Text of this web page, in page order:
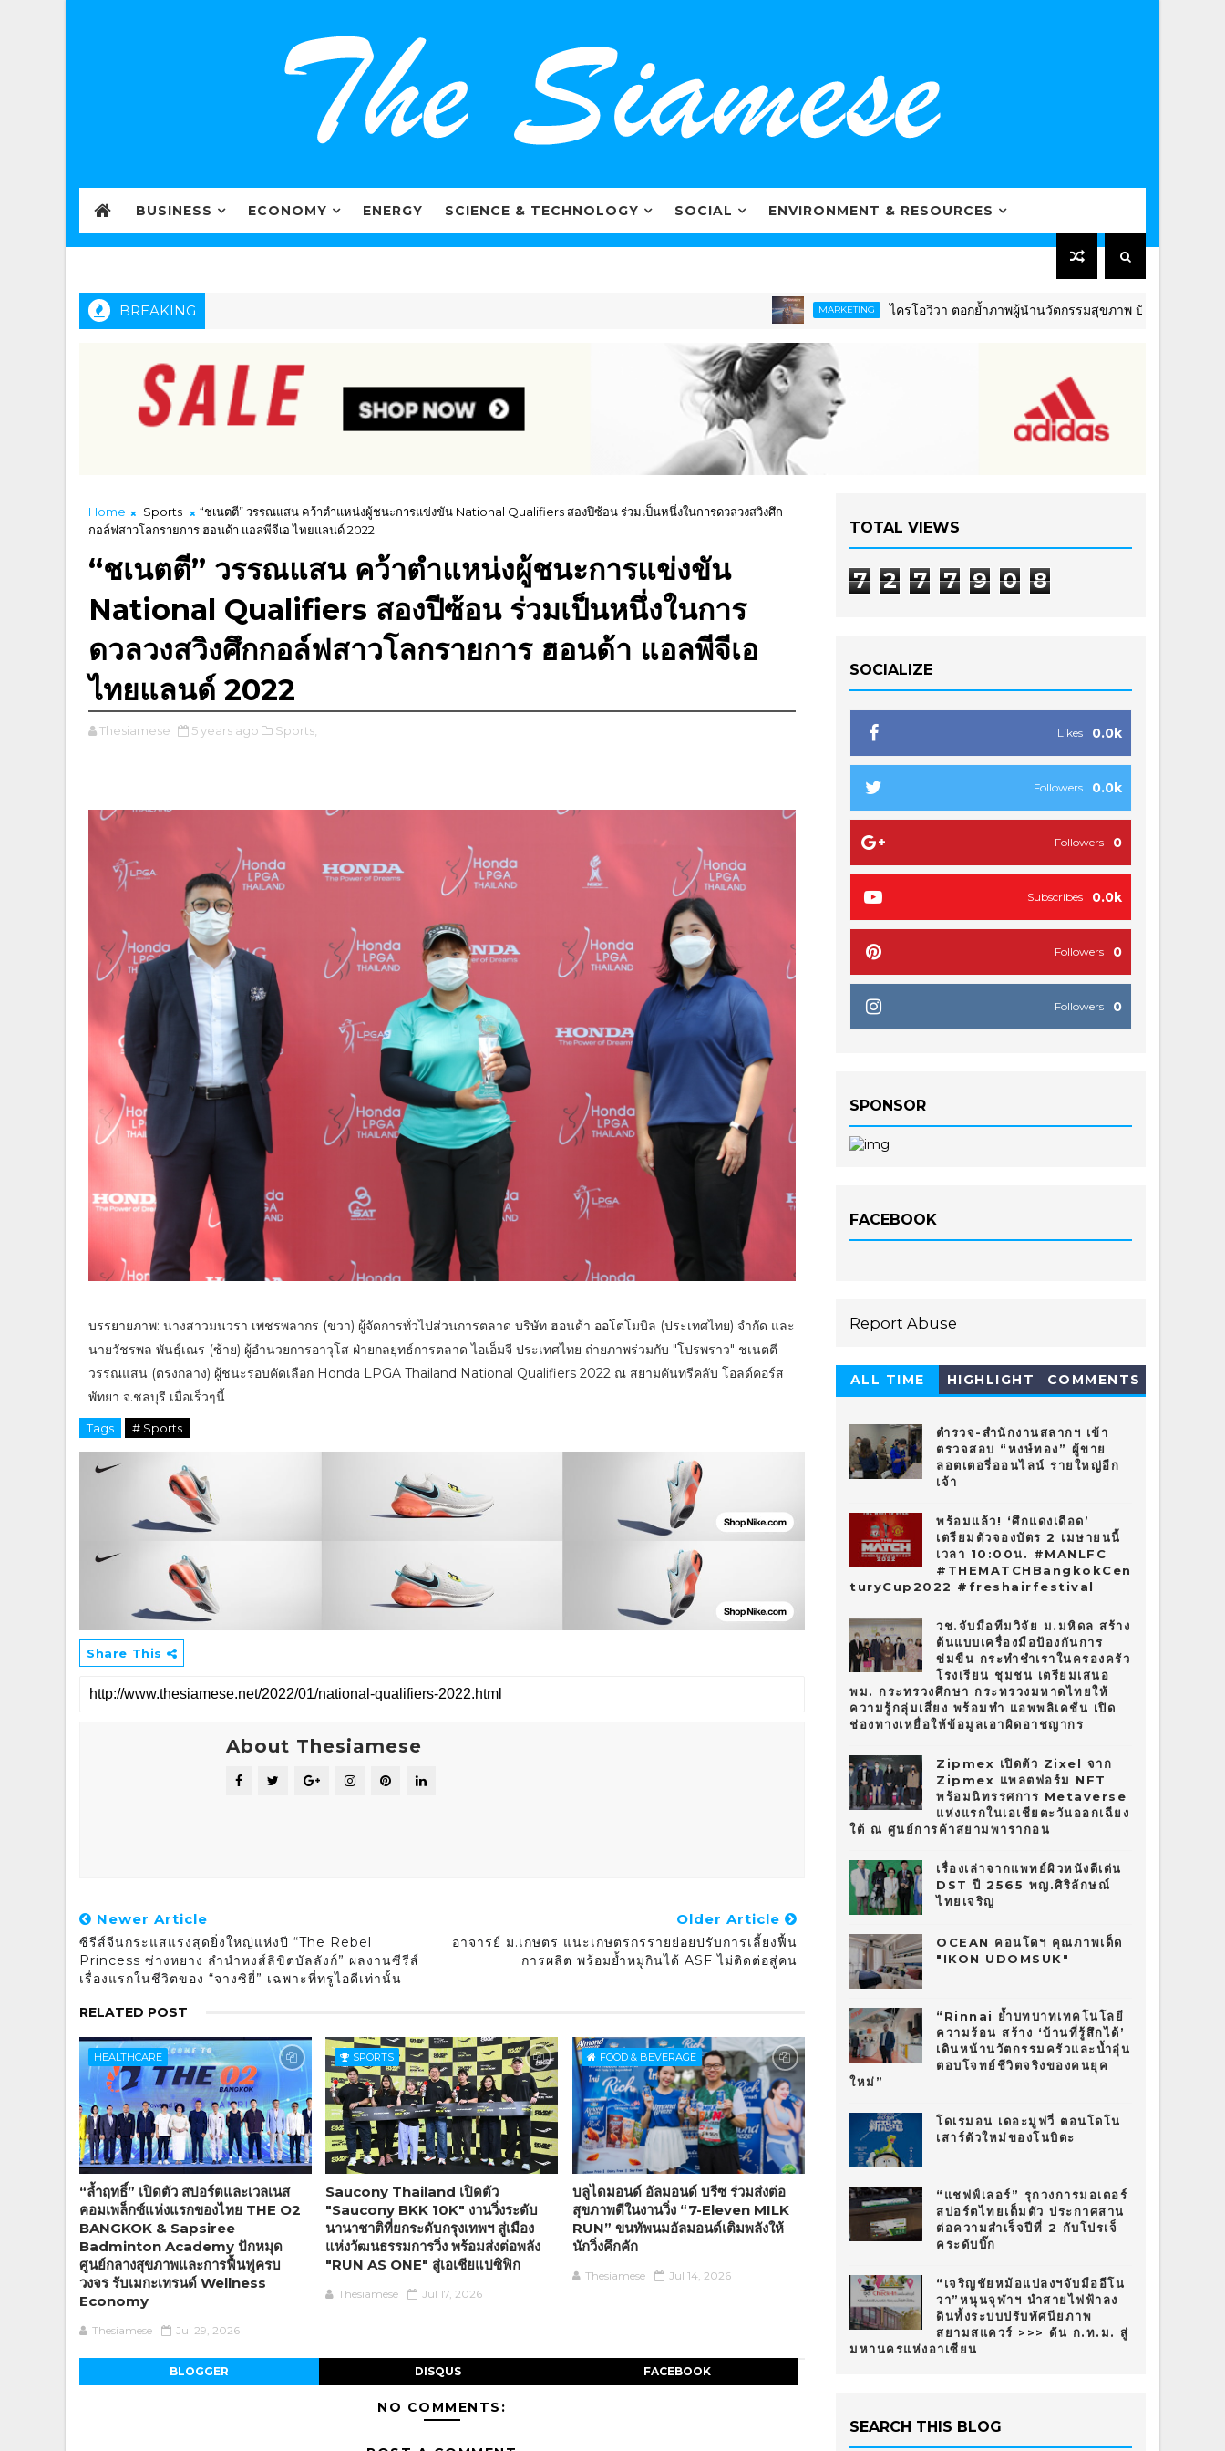
BUSINESS ECONOMY ENERGY SCIENCE & TECHNOLOGY SOCIAL ENVIRONMENT & RESOURCES
BREAKING MARKETING ไครโอวิวา ตอกย้ำภาพผู้นำนวัตกรรมสุขภาพ ปักธงดันไทยสู่ “Global
Home Sports
“ชเนตตี” วรรณแสน คว้าตำแหน่งผู้ชนะการแข่งขัน National Qualifiers สองปีซ้อน ร่วมเป็นหนึ่งในการดวลวงสวิงศึก
กอล์ฟสาวโลกรายการ ฮอนด้า แอลพีจีเอ ไทยแลนด์ 2022
“ชเนตตี” วรรณแสน คว้าตำแหน่งผู้ชนะการแข่งขัน
National Qualifiers สองปีซ้อน ร่วมเป็นหนึ่งในการ
ดวลวงสวิงศึกกอล์ฟสาวโลกรายการ ฮอนด้า แอลพีจีเอ
ไทยแลนด์ 2022
Thesiamese 5 years ago Sports,
บรรยายภาพ: นางสาวมนวรา เพชรพลากร (ขวา) ผู้จัดการทั่วไปส่วนการตลาด บริษัท ฮอนด้า ออโตโมบิล (ประเทศไทย) จำกัด และ
นายวัชรพล พันธุ์เณร (ซ้าย) ผู้อำนวยการอาวุโส ฝ่ายกลยุทธ์การตลาด ไอเอ็มจี ประเทศไทย ถ่ายภาพร่วมกับ "โปรพราว" ชเนตตี
วรรณแสน (ตรงกลาง) ผู้ชนะรอบคัดเลือก Honda LPGA Thailand National Qualifiers 2022 ณ สยามคันทรีคลับ โอลด์คอร์ส
พัทยา จ.ชลบุรี เมื่อเร็วๆนี้
Tags # Sports
Share This
About Thesiamese
Newer Article
ซีรีส์จีนกระแสแรงสุดยิ่งใหญ่แห่งปี “The Rebel
Princess ซ่างหยาง ลำนำหงส์ลิขิตบัลลังก์” ผลงานซีรีส์
เรื่องแรกในชีวิตของ “จางซิยี่” เฉพาะที่ทรูไอดีเท่านั้น
Older Article
อาจารย์ ม.เกษตร แนะเกษตรกรรายย่อยปรับการเลี้ยงฟื้น
การผลิต พร้อมย้ำหมูกินได้ ASF ไม่ติดต่อสู่คน
RELATED POST
HEALTHCARE
“ล้ำฤทธิ์” เปิดตัว สปอร์ตและเวลเนส
คอมเพล็กซ์แห่งแรกของไทย THE O2
BANGKOK & Sapsiree
Badminton Academy ปักหมุด
ศูนย์กลางสุขภาพและการฟื้นฟูครบ
วงจร รับเมกะเทรนด์ Wellness
Economy
Thesiamese Jul 29, 2026
SPORTS
Saucony Thailand เปิดตัว
"Saucony BKK 10K" งานวิ่งระดับ
นานาชาติที่ยกระดับกรุงเทพฯ สู่เมือง
แห่งวัฒนธรรมการวิ่ง พร้อมส่งต่อพลัง
"RUN AS ONE" สู่เอเชียแปซิฟิก
Thesiamese Jul 17, 2026
FOOD & BEVERAGE
บลูไดมอนด์ อัลมอนด์ บรีซ ร่วมส่งต่อ
สุขภาพดีในงานวิ่ง “7-Eleven MILK
RUN” ขนทัพนมอัลมอนด์เติมพลังให้
นักวิ่งคึกคัก
Thesiamese Jul 14, 2026
BLOGGER DISQUS FACEBOOK
NO COMMENTS:
TOTAL VIEWS
7 2 7 7 9 0 8
SOCIALIZE
0.0k
Likes
0.0k
Followers
0
Followers
0.0k
Subscribes
0
Followers
0
Followers
SPONSOR
FACEBOOK
Report Abuse
ALL TIME
HIGHLIGHT COMMENTS
ตำรวจ-สำนักงานสลากฯ เข้า
ตรวจสอบ “หงษ์ทอง” ผู้ขาย
ลอตเตอรี่ออนไลน์ รายใหญ่อีก
เจ้า
พร้อมแล้ว! ‘ศึกแดงเดือด’
เตรียมตัวจองบัตร 2 เมษายนนี้
เวลา 10:00น. #MANLFC
#THEMATCHBangkokCen
turyCup2022 #freshairfestival
วช.จับมือทีมวิจัย ม.มหิดล สร้าง
ต้นแบบเครื่องมือป้องกันการ
ข่มขืน กระทำชำเราในครองครัว
โรงเรียน ชุมชน เตรียมเสนอ
พม. กระทรวงศึกษา กระทรวงมหาดไทยให้
ความรู้กลุ่มเสี่ยง พร้อมทำ แอพพลิเคชั่น เปิด
ช่องทางเหยื่อให้ข้อมูลเอาผิดอาชญากร
Zipmex เปิดตัว Zixel จาก
Zipmex แพลตฟอร์ม NFT
พร้อมนิทรรศการ Metaverse
แห่งแรกในเอเชียตะวันออกเฉียง
ใต้ ณ ศูนย์การค้าสยามพารากอน
เรื่องเล่าจากแพทย์ผิวหนังดีเด่น
DST ปี 2565 พญ.ศิริลักษณ์
ไทยเจริญ
OCEAN คอนโดฯ คุณภาพเด็ด
"IKON UDOMSUK"
“Rinnai ย้ำบทบาทเทคโนโลยี
ความร้อน สร้าง ‘บ้านที่รู้สึกได้’
เดินหน้านวัตกรรมครัวและน้ำอุ่น
ตอบโจทย์ชีวิตจริงของคนยุค
ใหม่”
โดเรมอน เดอะมูฟวี่ ตอนโดโน
เสาร์ตัวใหม่ของโนบิตะ
“แชฟฟ์เลอร์” รุกวงการมอเตอร์
สปอร์ตไทยเต็มตัว ประกาศสาน
ต่อความสำเร็จปีที่ 2 กับโปรเจ็
คระดับบิ๊ก
“เจริญชัยหม้อแปลงฯจับมืออีโน
วา”หนุนจุฬาฯ นำสายไฟฟ้าลง
ดินทั้งระบบปรับทัศนียภาพ
สยามสแควร์ >>> ดัน ก.ท.ม. สู่
มหานครแห่งอาเซียน
SEARCH THIS BLOG